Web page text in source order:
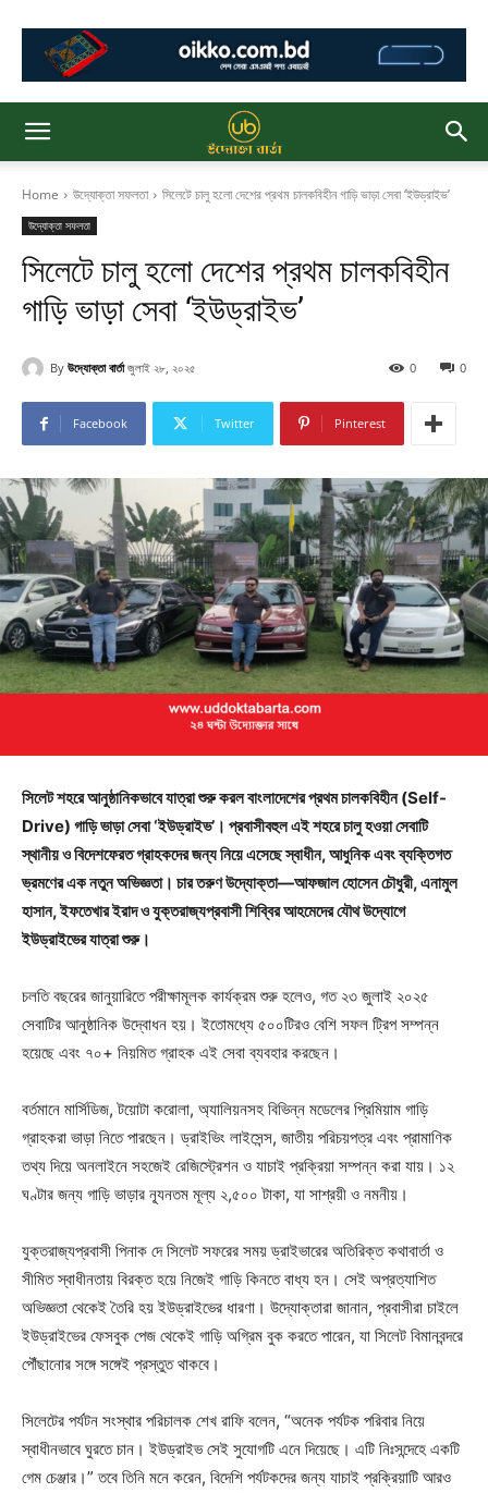
Home উদ্যোক্তা সফলতা সিলেটে চালু হলো দেশের প্রথম চালকবিহীন গাড়ি ভাড়া সেবা ‘ইউড্রাইভ’
উদ্যোক্তা সফলতা
সিলেটে চালু হলো দেশের প্রথম চালকবিহীন
গাড়ি ভাড়া সেবা ‘ইউড্রাইভ’
By উদ্যোক্তা বার্তা জুলাই ২৮, ২০২৫ 0
0
Facebook Twitter Pinterest
সিলেট শহরে আনুষ্ঠানিকভাবে যাত্রা শুরু করল বাংলাদেশের প্রথম চালকবিহীন (Self-
Drive) গাড়ি ভাড়া সেবা ‘ইউড্রাইভ’। প্রবাসীবহুল এই শহরে চালু হওয়া সেবাটি
স্থানীয় ও বিদেশফেরত গ্রাহকদের জন্য নিয়ে এসেছে স্বাধীন, আধুনিক এবং ব্যক্তিগত
ভ্রমণের এক নতুন অভিজ্ঞতা। চার তরুণ উদ্যোক্তা—আফজাল হোসেন চৌধুরী, এনামুল
হাসান, ইফতেখার ইরাদ ও যুক্তরাজ্যপ্রবাসী শিব্বির আহমেদের যৌথ উদ্যোগে
ইউড্রাইভের যাত্রা শুরু।
চলতি বছরের জানুয়ারিতে পরীক্ষামূলক কার্যক্রম শুরু হলেও, গত ২৩ জুলাই ২০২৫
সেবাটির আনুষ্ঠানিক উদ্বোধন হয়। ইতোমধ্যে ৫০০টিরও বেশি সফল ট্রিপ সম্পন্ন
হয়েছে এবং ৭০+ নিয়মিত গ্রাহক এই সেবা ব্যবহার করছেন।
বর্তমানে মার্সিডিজ, টয়োটা করোলা, অ্যালিয়নসহ বিভিন্ন মডেলের প্রিমিয়াম গাড়ি
গ্রাহকরা ভাড়া নিতে পারছেন। ড্রাইভিং লাইসেন্স, জাতীয় পরিচয়পত্র এবং প্রামাণিক
তথ্য দিয়ে অনলাইনে সহজেই রেজিস্ট্রেশন ও যাচাই প্রক্রিয়া সম্পন্ন করা যায়। ১২
ঘণ্টার জন্য গাড়ি ভাড়ার ন্যূনতম মূল্য ২,৫০০ টাকা, যা সাশ্রয়ী ও নমনীয়।
যুক্তরাজ্যপ্রবাসী পিনাক দে সিলেট সফরের সময় ড্রাইভারের অতিরিক্ত কথাবার্তা ও
সীমিত স্বাধীনতায় বিরক্ত হয়ে নিজেই গাড়ি কিনতে বাধ্য হন। সেই অপ্রত্যাশিত
অভিজ্ঞতা থেকেই তৈরি হয় ইউড্রাইভের ধারণা। উদ্যোক্তারা জানান, প্রবাসীরা চাইলে
ইউড্রাইভের ফেসবুক পেজ থেকেই গাড়ি অগ্রিম বুক করতে পারেন, যা সিলেট বিমানবন্দরে
পৌঁছানোর সঙ্গে সঙ্গেই প্রস্তুত থাকবে।
সিলেটের পর্যটন সংস্থার পরিচালক শেখ রাফি বলেন, “অনেক পর্যটক পরিবার নিয়ে
স্বাধীনভাবে ঘুরতে চান। ইউড্রাইভ সেই সুযোগটি এনে দিয়েছে। এটি নিঃসন্দেহে একটি
গেম চেঞ্জার।” তবে তিনি মনে করেন, বিদেশি পর্যটকদের জন্য যাচাই প্রক্রিয়াটি আরও